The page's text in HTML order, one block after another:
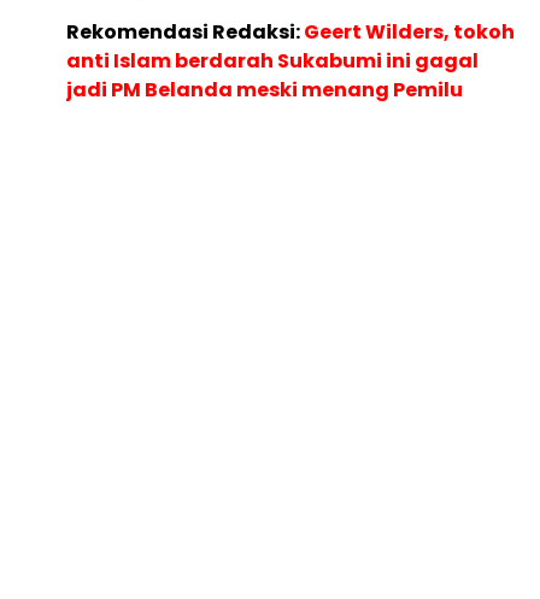
Rekomendasi Redaksi:Geert Wilders, tokoh
anti Islam berdarah Sukabumi ini gagal
jadi PM Belanda meski menang Pemilu